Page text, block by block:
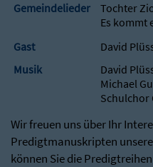
Gemeindelieder
Tochter
Es kommt
Gast
David
Musik
David
Michael
Schulchor
Wir freuen uns über Ihr
Predigtmanuskripten
können Sie die